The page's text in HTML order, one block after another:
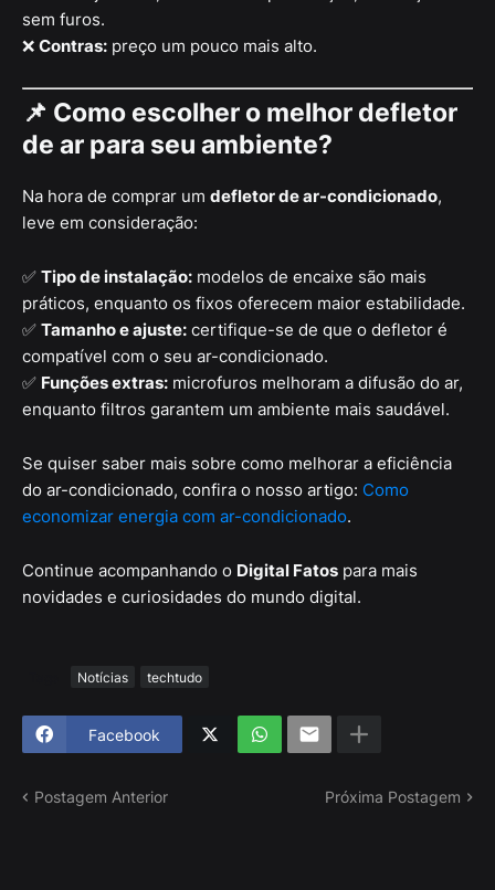
sem furos.
❌ Contras: preço um pouco mais alto.
📌 Como escolher o melhor defletor
de ar para seu ambiente?
Na hora de comprar um defletor de ar-condicionado,
leve em consideração:
✅ Tipo de instalação: modelos de encaixe são mais
práticos, enquanto os fixos oferecem maior estabilidade.
✅ Tamanho e ajuste: certifique-se de que o defletor é
compatível com o seu ar-condicionado.
✅ Funções extras: microfuros melhoram a difusão do ar,
enquanto filtros garantem um ambiente mais saudável.
Se quiser saber mais sobre como melhorar a eficiência
do ar-condicionado, confira o nosso artigo: Como
economizar energia com ar-condicionado.
Continue acompanhando o Digital Fatos para mais
novidades e curiosidades do mundo digital.
Notícias techtudo
Facebook
Postagem Anterior Próxima Postagem